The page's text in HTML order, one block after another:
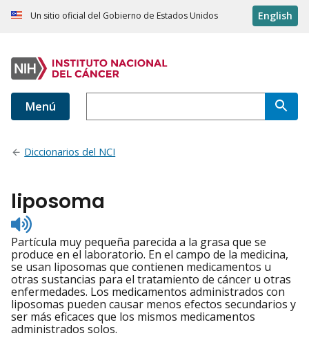
Un sitio oficial del Gobierno de Estados Unidos English
Menú
Diccionarios del NCI
liposoma
Listen
to
pronunciation
Partícula muy pequeña parecida a la grasa que se
produce en el laboratorio. En el campo de la medicina,
se usan liposomas que contienen medicamentos u
otras sustancias para el tratamiento de cáncer u otras
enfermedades. Los medicamentos administrados con
liposomas pueden causar menos efectos secundarios y
ser más eficaces que los mismos medicamentos
administrados solos.